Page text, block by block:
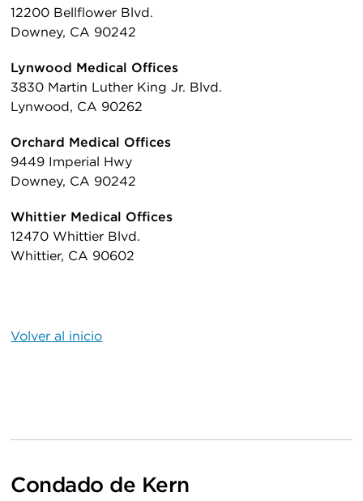
12200 Bellflower Blvd.
Downey, CA 90242
Lynwood Medical Offices
3830 Martin Luther King Jr. Blvd.
Lynwood, CA 90262
Orchard Medical Offices
9449 Imperial Hwy
Downey, CA 90242
Whittier Medical Offices
12470 Whittier Blvd.
Whittier, CA 90602
Volver al inicio
Condado de Kern